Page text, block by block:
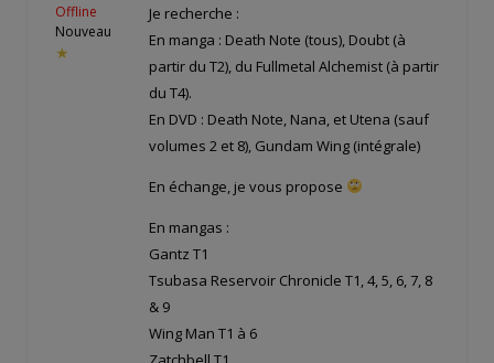
Offline
Nouveau
★
Je recherche :
En manga : Death Note (tous), Doubt (à
partir du T2), du Fullmetal Alchemist (à partir
du T4).
En DVD : Death Note, Nana, et Utena (sauf
volumes 2 et 8), Gundam Wing (intégrale)
En échange, je vous propose
En mangas :
Gantz T1
Tsubasa Reservoir Chronicle T1, 4, 5, 6, 7, 8
& 9
Wing Man T1 à 6